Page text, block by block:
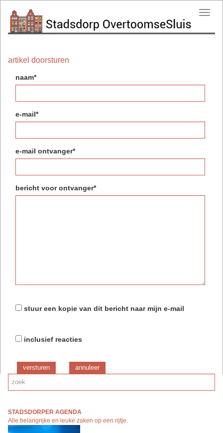
artikel doorsturen
naam*
e-mail*
e-mail ontvanger*
bericht voor ontvanger*
stuur een kopie van dit bericht naar mijn e-mail
inclusief reacties
versturen
STADSDORPER AGENDA
Alle belangrijke en leuke zaken op een rijtje.